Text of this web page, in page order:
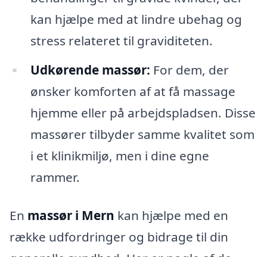
kan hjælpe med at lindre ubehag og
stress relateret til graviditeten.
Udkørende massør: For dem, der
ønsker komforten af at få massage
hjemme eller på arbejdspladsen. Disse
massører tilbyder samme kvalitet som
i et klinikmiljø, men i dine egne
rammer.
En massør i Mern kan hjælpe med en
række udfordringer og bidrage til din